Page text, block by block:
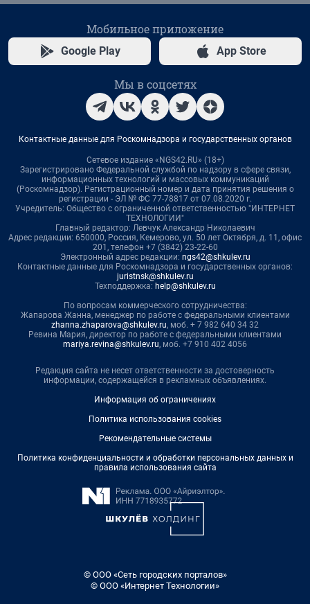
Мобильное приложение
Google Play App Store
Мы в соцсетях
Контактные данные для Роскомнадзора и государственных органов
Сетевое издание «NGS42.RU» (18+)
Зарегистрировано Федеральной службой по надзору в сфере связи,
информационных технологий и массовых коммуникаций
(Роскомнадзор). Регистрационный номер и дата принятия решения о
регистрации - ЭЛ № ФС 77-78817 от 07.08.2020 г.
Учредитель: Общество с ограниченной ответственностью "ИНТЕРНЕТ
ТЕХНОЛОГИИ"
Главный редактор: Левчук Александр Николаевич
Адрес редакции: 650000, Россия, Кемерово, ул. 50 лет Октября, д. 11, офис
201, телефон +7 (3842) 23-22-60
Электронный адрес редакции: ngs42@shkulev.ru
Контактные данные для Роскомнадзора и государственных органов:
juristnsk@shkulev.ru
Техподдержка: help@shkulev.ru
По вопросам коммерческого сотрудничества:
Жапарова Жанна, менеджер по работе с федеральными клиентами
zhanna.zhaparova@shkulev.ru, моб. + 7 982 640 34 32
Ревина Мария, директор по работе с федеральными клиентами
mariya.revina@shkulev.ru, моб. +7 910 402 4056
Редакция сайта не несет ответственности за достоверность
информации, содержащейся в рекламных объявлениях.
Информация об ограничениях
Политика использования cookies
Рекомендательные системы
Политика конфиденциальности и обработки персональных данных и
правила использования сайта
© ООО «Сеть городских порталов»
© ООО «Интернет Технологии»